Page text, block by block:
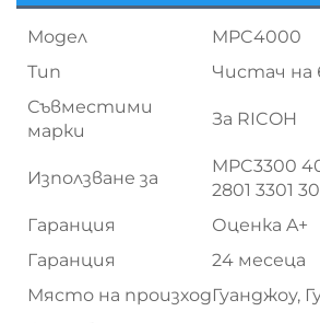
Модел
MPC4000
Тип
Чистач на
Съвместими
марки
За RICOH
Използване за
MPC3300
2801 3301
Гаранция
Оценка A+
Гаранция
24 месеца
Място на произходГуанджоу,